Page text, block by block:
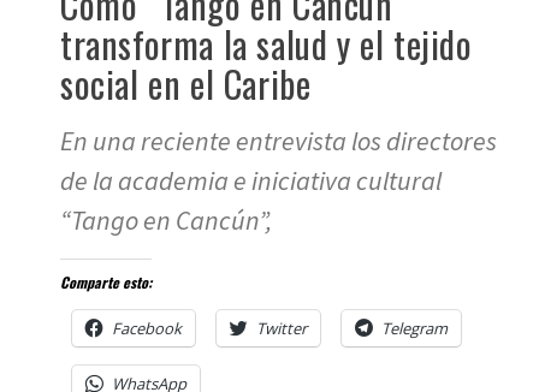
transforma la salud y el tejido
social en el Caribe
En una reciente entrevista los directores
de la academia e iniciativa cultural
“Tango en Cancún”,
Comparte esto:
Facebook Twitter Telegram
WhatsApp